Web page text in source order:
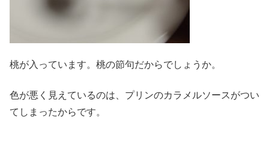
桃が入っています。桃の節句だからでしょうか。
色が悪く見えているのは、プリンのカラメルソースがつい
てしまったからです。